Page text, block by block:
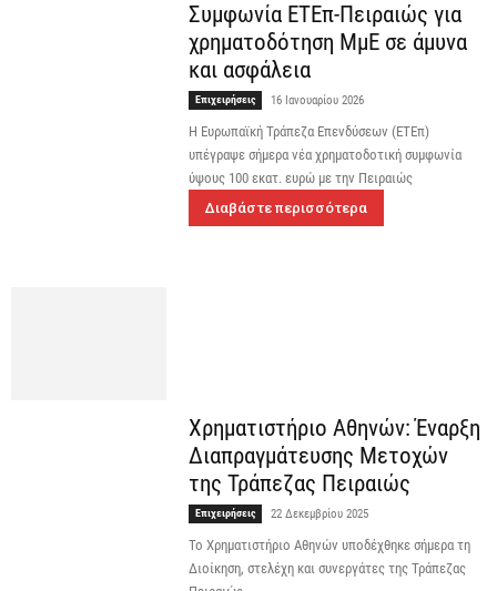
Συμφωνία ΕΤΕπ-Πειραιώς για
χρηματοδότηση ΜμΕ σε άμυνα
και ασφάλεια
Επιχειρήσεις 16 Ιανουαρίου 2026
Η Ευρωπαϊκή Τράπεζα Επενδύσεων (ΕΤΕπ)
υπέγραψε σήμερα νέα χρηματοδοτική συμφωνία
ύψους 100 εκατ. ευρώ με την Πειραιώς
Διαβάστε περισσότερα
Χρηματιστήριο Αθηνών: Έναρξη
Διαπραγμάτευσης Μετοχών
της Τράπεζας Πειραιώς
Επιχειρήσεις 22 Δεκεμβρίου 2025
To Χρηματιστήριο Αθηνών υποδέχθηκε σήμερα τη
Διοίκηση, στελέχη και συνεργάτες της Τράπεζας